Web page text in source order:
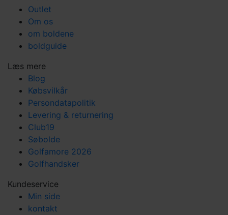
Outlet
Om os
om boldene
boldguide
Læs mere
Blog
Købsvilkår
Persondatapolitik
Levering & returnering
Club19
Søbolde
Golfamore 2026
Golfhandsker
Kundeservice
Min side
kontakt